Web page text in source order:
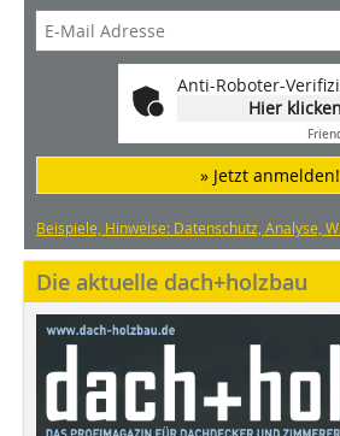
Anti-Roboter-
Hier klicken
» Jetzt anmelden!
Beispiele, Hinweise: Datenschutz, Analyse,
Die aktuelle dach+holzbau